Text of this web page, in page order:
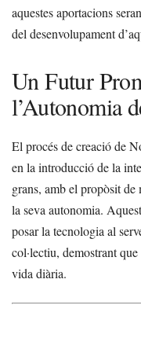
aquestes aportacions
del desenvolupament
Un Futur
l’Autonomia
El procés de creació de
en la introducció de la
grans, amb el propòsit
la seva autonomia.
posar la tecnologia al
col·lectiu, demostrant
vida diària.